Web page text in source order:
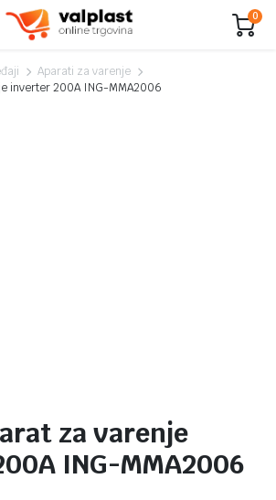
0
Aparati za varenje
inverter 200A ING-MMA2006
za varenje
ING-MMA2006